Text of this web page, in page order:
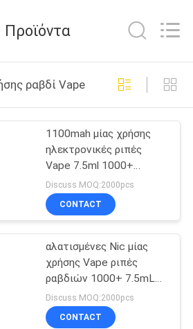
ραβδί
80
Vape
34
Προϊόντα
ραβδί Vape
1100mah μίας χρήσης
ηλεκτρονικές ριπές
Vape 7.5ml 1000+
λοβών τσιγάρων
Discuss MOQ:2000pcs
CONTACT
αλατισμένες Nic μίας
χρήσης Vape ριπές
ραβδιών 1000+ 7.5mL
50MG που γεμίζουν προ
Discuss MOQ:2000pcs
CONTACT